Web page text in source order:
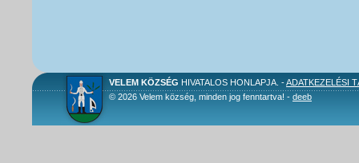
VELEM KÖZSÉG HIVATALOS HONLAPJA. -ADATKEZELÉSI
© 2026 Velem község, minden jog fenntartva! - deeb